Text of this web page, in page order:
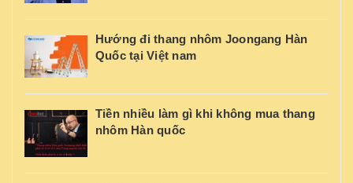
Hướng đi thang nhôm Joongang Hàn
Quốc tại Việt nam
Tiền nhiều làm gì khi không mua thang
nhôm Hàn quốc